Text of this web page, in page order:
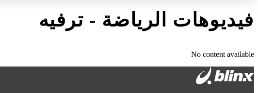
فيديوهات الرياضة - ترفيه‎
No content available